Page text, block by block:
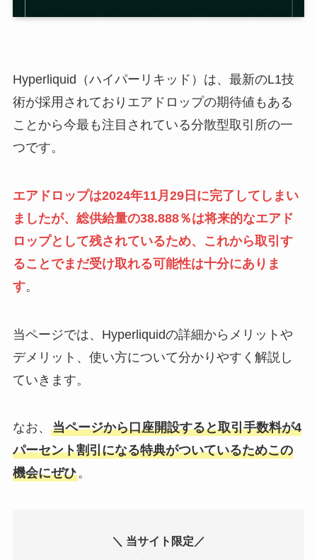
Hyperliquid（ハイパーリキッド）は、最新のL1技
術が採用されておりエアドロップの期待値もある
ことから今最も注目されている分散型取引所の一
つです。
エアドロップは2024年11月29日に完了してしまい
ましたが、総供給量の38.888％は将来的なエアド
ロップとして残されているため、これから取引す
ることでまだ受け取れる可能性は十分にありま
す。
当ページでは、Hyperliquidの詳細からメリットや
デメリット、使い方について分かりやすく解説し
ていきます。
なお、 当ページから口座開設すると取引手数料が4
パーセント割引になる特典がついているためこの
機会にぜひ。
＼ 当サイト限定／